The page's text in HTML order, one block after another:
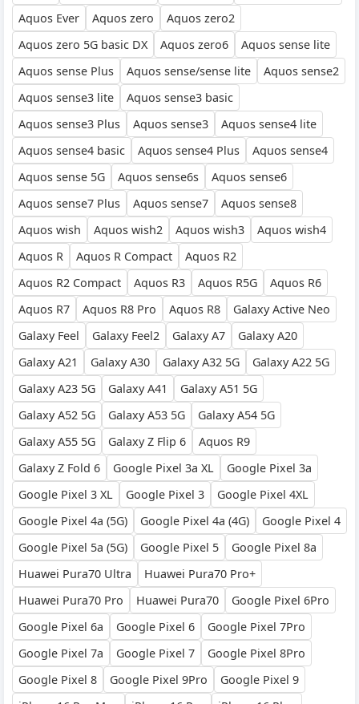
Aquos Ever
Aquos zero
Aquos zero2
Aquos zero 5G basic DX
Aquos zero6
Aquos sense lite
Aquos sense Plus
Aquos sense/sense lite
Aquos sense2
Aquos sense3 lite
Aquos sense3 basic
Aquos sense3 Plus
Aquos sense3
Aquos sense4 lite
Aquos sense4 basic
Aquos sense4 Plus
Aquos sense4
Aquos sense 5G
Aquos sense6s
Aquos sense6
Aquos sense7 Plus
Aquos sense7
Aquos sense8
Aquos wish
Aquos wish2 Aquos wish3
Aquos wish4
Aquos R
Aquos R Compact
Aquos R2
Aquos R2 Compact
Aquos R3 Aquos R5G
Aquos R6
Aquos R7
Aquos R8 Pro Aquos R8
Galaxy Active Neo
Galaxy Feel
Galaxy Feel2 Galaxy A7
Galaxy A20
Galaxy A21
Galaxy A30 Galaxy A32 5G
Galaxy A22 5G
Galaxy A23 5G
Galaxy A41
Galaxy A51 5G
Galaxy A52 5G
Galaxy A53 5G
Galaxy A54 5G
Galaxy A55 5G
Galaxy Z Flip 6
Aquos R9
Galaxy Z Fold 6
Google Pixel 3a XL
Google Pixel 3a
Google Pixel 3 XL
Google Pixel 3
Google Pixel 4XL
Google Pixel 4a (5G)
Google Pixel 4a (4G)
Google Pixel 4
Google Pixel 5a (5G)
Google Pixel 5
Google Pixel 8a
Huawei Pura70 Ultra
Huawei Pura70 Pro+
Huawei Pura70 Pro
Huawei Pura70
Google Pixel 6Pro
Google Pixel 6a
Google Pixel 6
Google Pixel 7Pro
Google Pixel 7a
Google Pixel 7
Google Pixel 8Pro
Google Pixel 8
Google Pixel 9Pro
Google Pixel 9